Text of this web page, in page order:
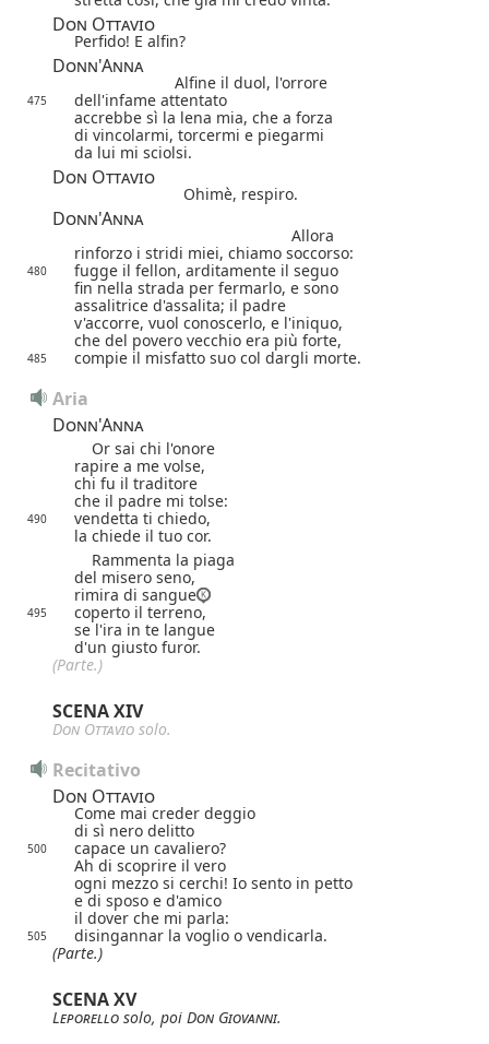
Don Ottavio
Perfido! E alfin?
Donn'Anna
Alfine il duol, l'orrore
475
dell'infame attentato
accrebbe sì la lena mia, che a forza
di vincolarmi, torcermi e piegarmi
da lui mi sciolsi.
Don Ottavio
Ohimè, respiro.
Donn'Anna
Allora
rinforzo i stridi miei, chiamo soccorso:
480
fugge il fellon, arditamente il seguo
fin nella strada per fermarlo, e sono
assalitrice d'assalita; il padre
v'accorre, vuol conoscerlo, e l'iniquo,
che del povero vecchio era più forte,
485 compie il misfatto suo col dargli morte.
Aria
Donn'Anna
Or sai chi l'onore
rapire a me volse,
chi fu il traditore
che il padre mi tolse:
490
vendetta ti chiedo,
la chiede il tuo cor.
Rammenta la piaga
del misero seno,
rimira di sangue
495
coperto il terreno,
se l'ira in te langue
d'un giusto furor.
(Parte.)
SCENA XIV
Don Ottavio solo.
Recitativo
Don Ottavio
Come mai creder deggio
di sì nero delitto
500
capace un cavaliero?
Ah di scoprire il vero
ogni mezzo si cerchi! Io sento in petto
e di sposo e d'amico
il dover che mi parla:
505
disingannar la voglio o vendicarla.
(Parte.)
SCENA XV
Leporello solo, poi Don Giovanni.